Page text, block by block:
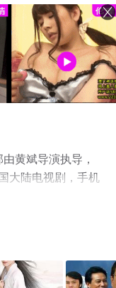
黄斌导演执导，
大陆电视剧，手机
上星空电影网，